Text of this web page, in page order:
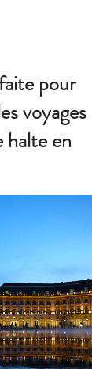
pour
voyages
halte en